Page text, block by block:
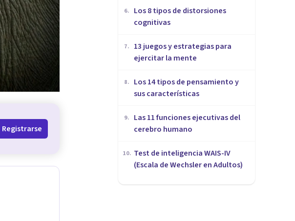
Registrarse
6.
Los 8 tipos de distorsiones
cognitivas
7.
13 juegos y estrategias para
ejercitar la mente
8.
Los 14 tipos de pensamiento y
sus características
9.
Las 11 funciones ejecutivas del
cerebro humano
10. Test de inteligencia WAIS-IV
(Escala de Wechsler en Adultos)